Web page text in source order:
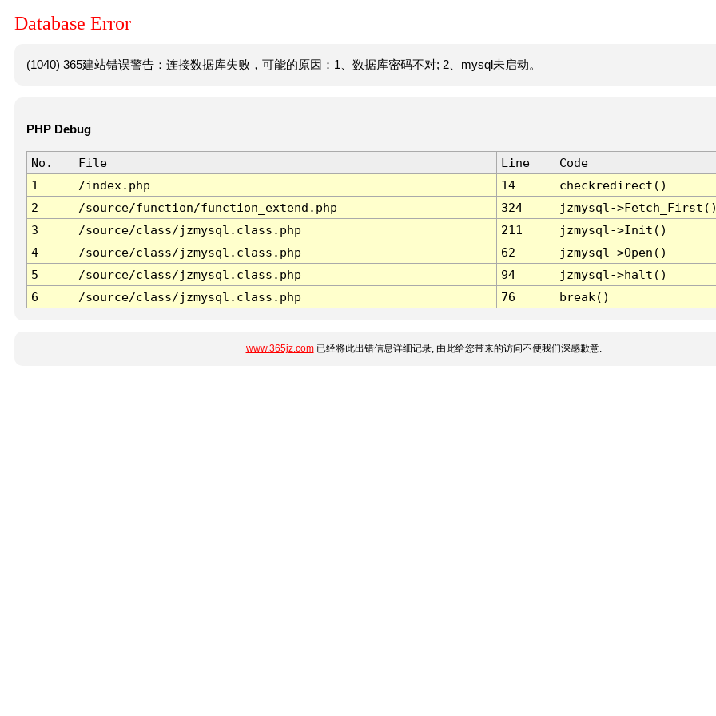
Database Error
(1040) 365建站错误警告：连接数据库失败，可能的原因：1、数据库密码不对; 2、mysql未启动。
PHP Debug
No. File Line
Code
1
/index.php 14
checkredirect()
2
/source/function/function_extend.php 324
jzmysql-
3
/source/class/jzmysql.class.php 211
jzmysql->Init()
4
/source/class/jzmysql.class.php 62
jzmysql->Open()
5
/source/class/jzmysql.class.php 94
jzmysql->halt()
6
/source/class/jzmysql.class.php 76 break()
www.365jz.com已经将此出错信息详细记录, 由此给您带来的访问不便我们深感歉意.